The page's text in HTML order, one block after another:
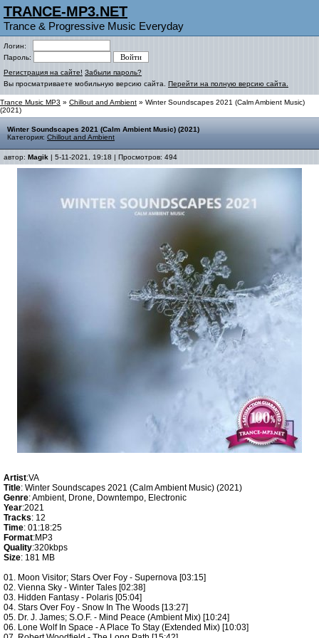
TRANCE-MP3.NET
Trance & Progressive Music Everyday
Логин:
Пароль:
Регистрация на сайте! Забыли пароль?
Вы просматриваете мобильную версию сайта. Перейти на полную версию сайта.
Trance Music MP3 » Chillout and Ambient » Winter Soundscapes 2021 (Calm Ambient Music)
(2021)
Winter Soundscapes 2021 (Calm Ambient Music) (2021)
Категория: Chillout and Ambient
автор: Magik | 5-11-2021, 19:18 | Просмотров: 494
Artist:VA
Title: Winter Soundscapes 2021 (Calm Ambient Music) (2021)
Genre: Ambient, Drone, Downtempo, Electronic
Year:2021
Tracks: 12
Time: 01:18:25
Format:MP3
Quality:320kbps
Size: 181 MB
01. Moon Visitor; Stars Over Foy - Supernova [03:15]
02. Vienna Sky - Winter Tales [02:38]
03. Hidden Fantasy - Polaris [05:04]
04. Stars Over Foy - Snow In The Woods [13:27]
05. Dr. J. James; S.O.F. - Mind Peace (Ambient Mix) [10:24]
06. Lone Wolf In Space - A Place To Stay (Extended Mix) [10:03]